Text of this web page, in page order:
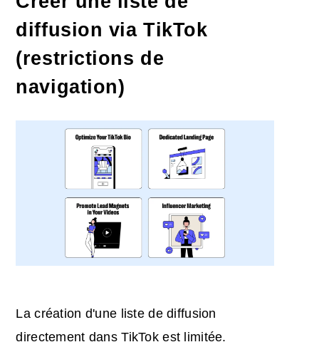
diffusion via TikTok
(restrictions de
navigation)
La création d'une liste de diffusion
directement dans TikTok est limitée.